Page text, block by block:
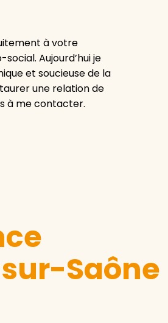
à votre
Aujourd’hui je
et soucieuse de la
une relation de
à me contacter.
sur-Saône